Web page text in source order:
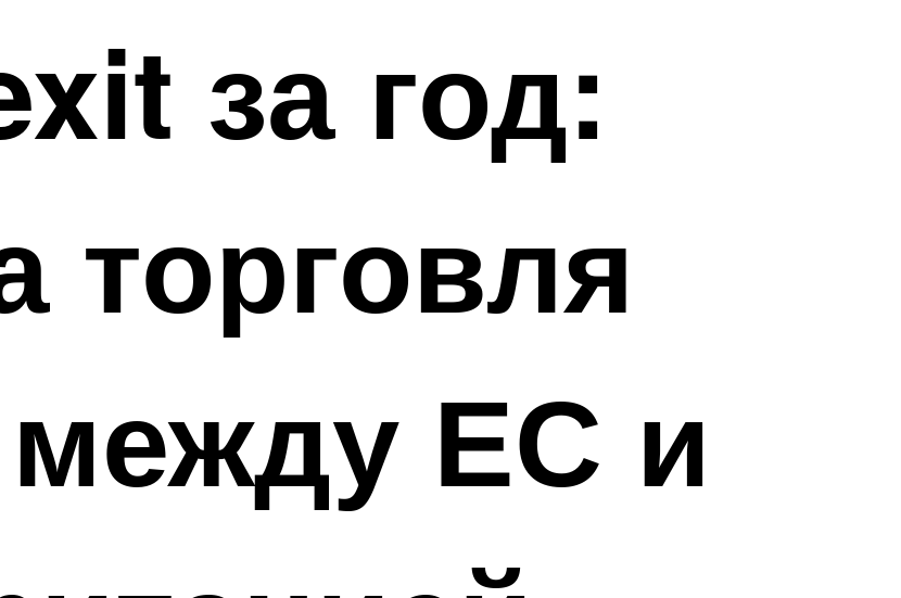
за год:
торговля
ЕС и